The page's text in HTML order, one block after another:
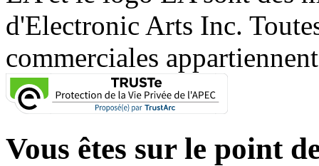
d'Electronic Arts Inc.
commerciales
Vous êtes sur le point